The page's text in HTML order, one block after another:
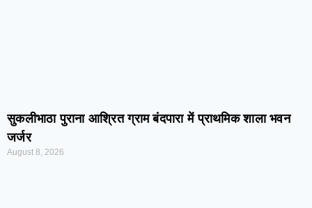
सुकलीभाठा पुराना आश्रित ग्राम बंदपारा में प्राथमिक शाला भवन
जर्जर
August 8, 2026